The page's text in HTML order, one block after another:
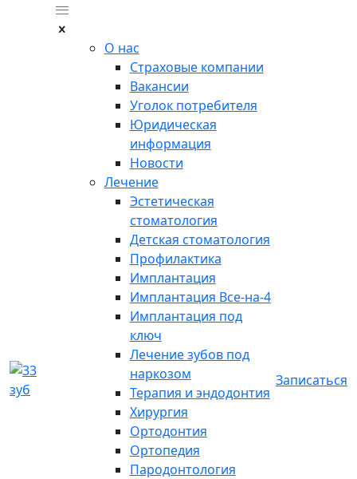
О нас
Страховые компании
Вакансии
Уголок потребителя
Юридическая
информация
Новости
Лечение
Эстетическая
стоматология
Детская стоматология
Профилактика
Имплантация
Имплантация Все-на-4
Имплантация под
ключ
Лечение зубов под
наркозом
Терапия и эндодонтия
Хирургия
Ортодонтия
Ортопедия
Пародонтология
Записаться